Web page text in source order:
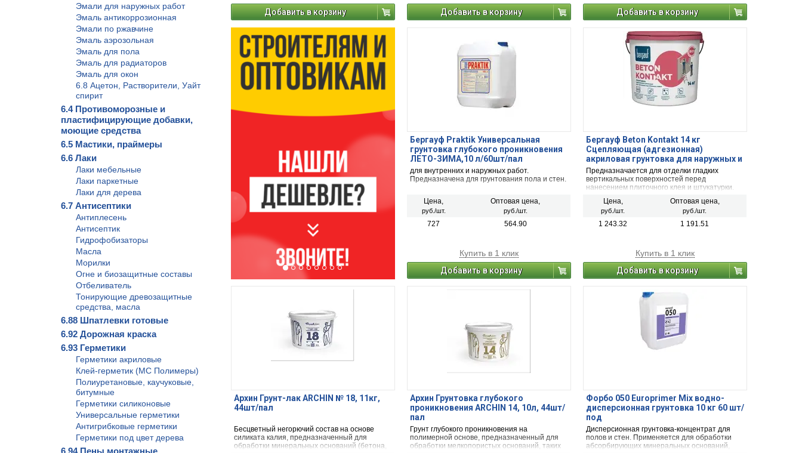
Эмали для наружных работ
Эмаль антикоррозионная
Эмали по ржавчине
Эмаль аэрозольная
Эмаль для пола
Эмаль для радиаторов
Эмаль для окон
6.8 Ацетон, Растворители, Уайт
спирит
6.4 Противоморозные и
пластифицирующие добавки,
моющие средства
6.5 Мастики, праймеры
6.6 Лаки
Лаки мебельные
Лаки паркетные
Лаки для дерева
6.7 Антисептики
Антиплесень
Антисептик
Гидрофобизаторы
Масла
Морилки
Огне и биозащитные составы
Отбеливатель
Тонирующие древозащитные
средства, масла
6.88 Шпатлевки готовые
6.92 Дорожная краска
6.93 Герметики
Герметики акриловые
Клей-герметик (МС Полимеры)
Полиуретановые, каучуковые,
битумные
Герметики силиконовые
Универсальные герметики
Антигрибковые герметики
Герметики под цвет дерева
6.94 Пены монтажные
Добавить в корзину
Добавить в корзину
Добавить в корзину
Бергауф Praktik Универсальная
грунтовка глубокого проникновения
ЛЕТО-ЗИМА,10 л/60шт/пал
для внутренних и наружных работ.
Предназначена для грунтования пола и стен.
Цена,
руб./шт.
Оптовая цена,
руб./шт.
727 564.90
Купить в 1 клик
Добавить в корзину
Бергауф Beton Kontakt 14 кг
Сцепляющая (адгезионная)
акриловая грунтовка для наружных и
внутренних работ ЛЕТО-ЗИМА
Предназначается для отделки гладких
вертикальных поверхностей перед
нанесением плиточного клея и штукатурки.
Цена,
руб./шт.
Оптовая цена,
руб./шт.
1 243.32 1 191.51
Купить в 1 клик
Добавить в корзину
Архин Грунт-лак ARCHIN № 18, 11кг,
44шт/пал
Бесцветный негорючий состав на основе
силиката калия, предназначенный для
обработки минеральных оснований (бетона,
Архин Грунтовка глубокого
проникновения ARCHIN 14, 10л, 44шт/
пал
Грунт глубокого проникновения на
полимерной основе, предназначенный для
обработки мелкопористых оснований, таких
Форбо 050 Europrimer Mix водно-
дисперсионная грунтовка 10 кг 60 шт/
под
Дисперсионная грунтовка-концентрат для
полов и стен. Применяется для обработки
абсорбирующих минеральных оснований,